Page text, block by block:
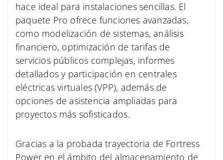
hace ideal para instalaciones sencillas. El
paquete Pro ofrece funciones avanzadas,
como modelización de sistemas, análisis
financiero, optimización de tarifas de
servicios públicos complejas, informes
detallados y participación en centrales
eléctricas virtuales (VPP), además de
opciones de asistencia ampliadas para
proyectos más sofisticados.
Gracias a la probada trayectoria de Fortress
Power en el ámbito del almacenamiento de